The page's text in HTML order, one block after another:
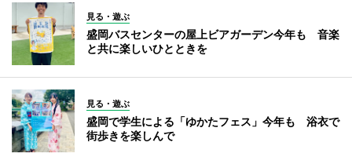
見る・遊ぶ
盛岡バスセンターの屋上ビアガーデン今年も 音楽
と共に楽しいひとときを
見る・遊ぶ
盛岡で学生による「ゆかたフェス」今年も 浴衣で
街歩きを楽しんで